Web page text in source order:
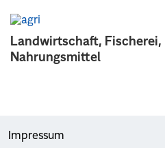
Landwirtschaft,
Nahrungsmittel
Impressum